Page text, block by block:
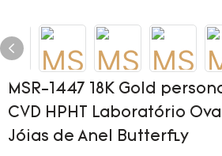
MSR-1447 18K Gold
CVD HPHT Laboratório
Jóias de Anel Butterfly